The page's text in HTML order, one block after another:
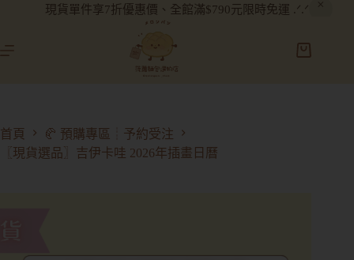
現貨單件享7折優惠價、全館滿$790元限時免運 .ᐟ.ᐟ
首頁
🥐 預購專區┊予約受注
〖現貨選品〗吉伊卡哇 2026年插畫日曆